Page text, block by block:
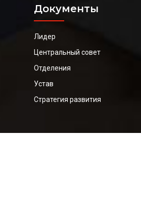
Документы
Лидер
Центральный совет
Отделения
Устав
Стратегия развития